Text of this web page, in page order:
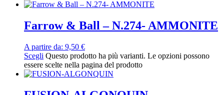
Farrow & Ball – N.274- AMMONITE
A partire da: 9,50 €
Scegli Questo prodotto ha più varianti. Le opzioni possono
essere scelte nella pagina del prodotto